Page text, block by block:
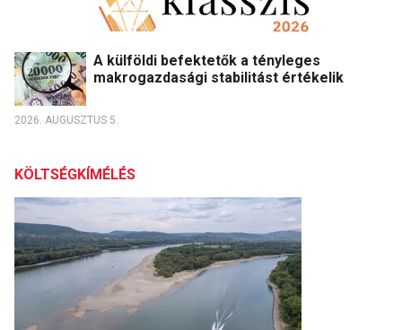
A külföldi befektetők a tényleges
makrogazdasági stabilitást értékelik
2026. AUGUSZTUS 5.
KÖLTSÉGKÍMÉLÉS